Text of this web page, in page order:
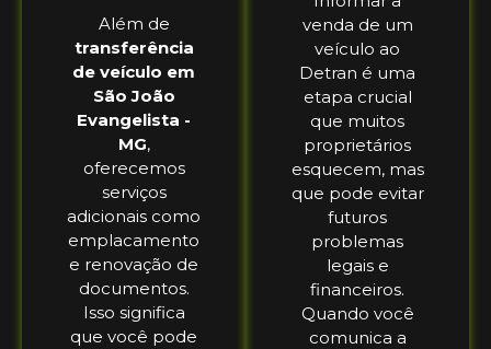
Além de
transferência
de veículo em
São João
Evangelista -
MG,
oferecemos
serviços
adicionais como
emplacamento
e renovação de
documentos.
Isso significa
que você pode
venda de um
veículo ao
Detran é uma
etapa crucial
que muitos
proprietários
esquecem, mas
que pode evitar
futuros
problemas
legais e
financeiros.
Quando você
comunica a